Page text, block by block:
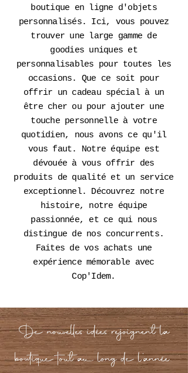
boutique en ligne d'objets
personnalisés. Ici, vous pouvez
trouver une large gamme de
goodies uniques et
personnalisables pour toutes les
occasions. Que ce soit pour
offrir un cadeau spécial à un
être cher ou pour ajouter une
touche personnelle à votre
quotidien, nous avons ce qu'il
vous faut. Notre équipe est
dévouée à vous offrir des
produits de qualité et un service
exceptionnel. Découvrez notre
histoire, notre équipe
passionnée, et ce qui nous
distingue de nos concurrents.
Faites de vos achats une
expérience mémorable avec
Cop'Idem.
De nouvelles idées rejoignent la
boutique tout au long de l’année.